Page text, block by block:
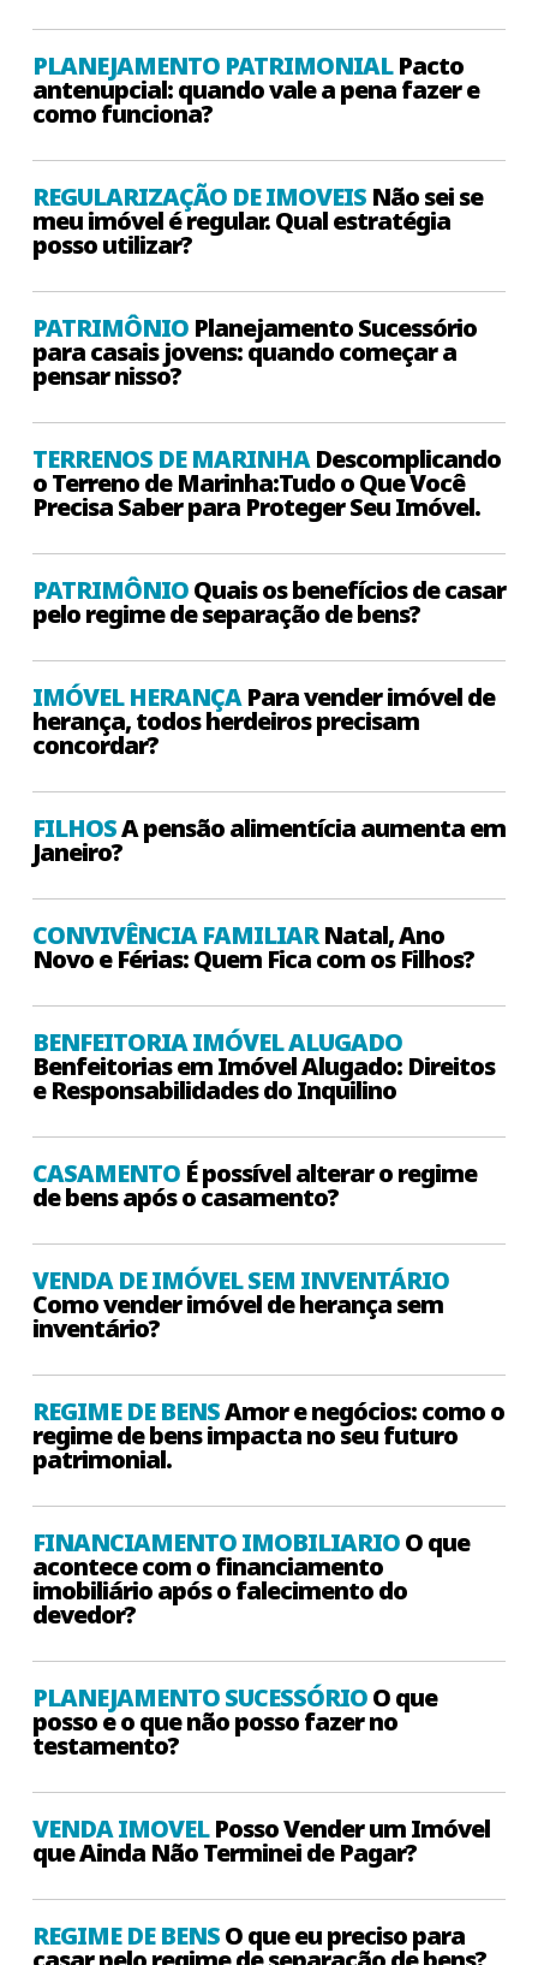
PLANEJAMENTO PATRIMONIALPacto
antenupcial: quando vale a pena fazer e
como funciona?
REGULARIZAÇÃO DE IMOVEIS Não sei se
meu imóvel é regular. Qual estratégia
posso utilizar?
PATRIMÔNIO Planejamento Sucessório
para casais jovens: quando começar a
pensar nisso?
TERRENOS DE MARINHADescomplicando
o Terreno de Marinha:Tudo o Que Você
Precisa Saber para Proteger Seu Imóvel.
PATRIMÔNIOQuais os benefícios de casar
pelo regime de separação de bens?
IMÓVEL HERANÇAPara vender imóvel de
herança, todos herdeiros precisam
concordar?
FILHOSA pensão alimentícia aumenta em
Janeiro?
CONVIVÊNCIA FAMILIARNatal, Ano
Novo e Férias: Quem Fica com os Filhos?
BENFEITORIA IMÓVEL ALUGADO
Benfeitorias em Imóvel Alugado: Direitos
e Responsabilidades do Inquilino
CASAMENTO É possível alterar o regime
de bens após o casamento?
VENDA DE IMÓVEL SEM INVENTÁRIO
Como vender imóvel de herança sem
inventário?
REGIME DE BENSAmor e negócios: como o
regime de bens impacta no seu futuro
patrimonial.
FINANCIAMENTO IMOBILIARIOO que
acontece com o financiamento
imobiliário após o falecimento do
devedor?
PLANEJAMENTO SUCESSÓRIOO que
posso e o que não posso fazer no
testamento?
VENDA IMOVELPosso Vender um Imóvel
que Ainda Não Terminei de Pagar?
REGIME DE BENSO que eu preciso para